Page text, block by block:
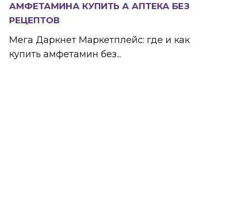
АМФЕТАМИНА КУПИТЬ А АПТЕКА БЕЗ
РЕЦЕПТОВ
Мега Даркнет Маркетплейс: где и как
купить амфетамин без...